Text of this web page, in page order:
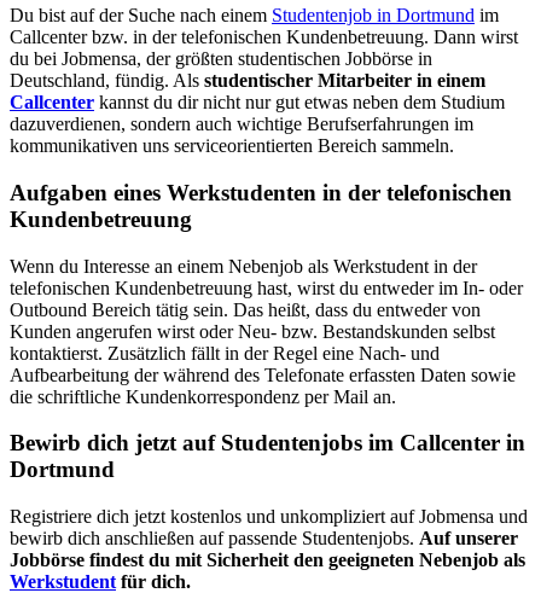
Du bist auf der Suche nach einem Studentenjob in Dortmund im
Callcenter bzw. in der telefonischen Kundenbetreuung. Dann wirst
du bei Jobmensa, der größten studentischen Jobbörse in
Deutschland, fündig. Als studentischer Mitarbeiter in einem
Callcenter kannst du dir nicht nur gut etwas neben dem Studium
dazuverdienen, sondern auch wichtige Berufserfahrungen im
kommunikativen uns serviceorientierten Bereich sammeln.
Aufgaben eines Werkstudenten in der telefonischen
Kundenbetreuung
Wenn du Interesse an einem Nebenjob als Werkstudent in der
telefonischen Kundenbetreuung hast, wirst du entweder im In- oder
Outbound Bereich tätig sein. Das heißt, dass du entweder von
Kunden angerufen wirst oder Neu- bzw. Bestandskunden selbst
kontaktierst. Zusätzlich fällt in der Regel eine Nach- und
Aufbearbeitung der während des Telefonate erfassten Daten sowie
die schriftliche Kundenkorrespondenz per Mail an.
Bewirb dich jetzt auf Studentenjobs im Callcenter in
Dortmund
Registriere dich jetzt kostenlos und unkompliziert auf Jobmensa und
bewirb dich anschließen auf passende Studentenjobs. Auf unserer
Jobbörse findest du mit Sicherheit den geeigneten Nebenjob als
Werkstudent für dich.